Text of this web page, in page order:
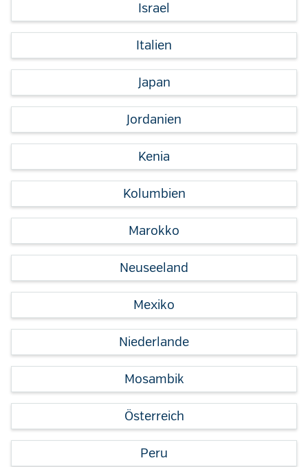
Israel
Italien
Japan
Jordanien
Kenia
Kolumbien
Marokko
Neuseeland
Mexiko
Niederlande
Mosambik
Österreich
Peru